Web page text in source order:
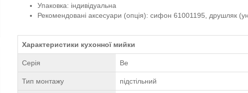
Упаковка: індивідуальна
Рекомендовані аксесуари (опція): сифон 61001195, друшляк
Характеристики кухонної мийки
Серія Be
Тип монтажу підстільний